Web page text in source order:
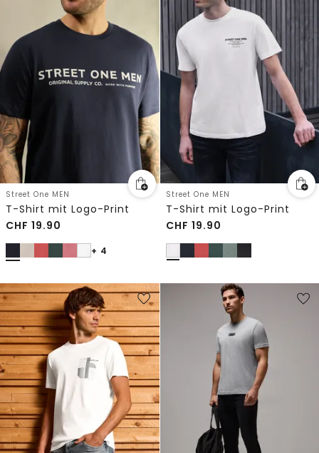
Street One MEN
T-Shirt mit Logo-Print
CHF 19.90
+ 4
Street One MEN
T-Shirt mit Logo-Print
CHF 19.90